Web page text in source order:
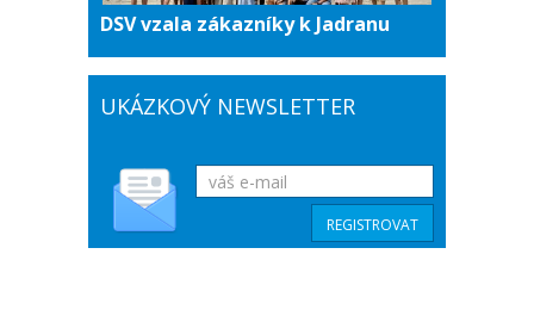
DSV vzala zákazníky k Jadranu
UKÁZKOVÝ NEWSLETTER